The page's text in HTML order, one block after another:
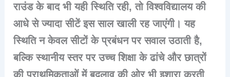
राउंड के बाद भी यही स्थिति रही, तो विश्वविद्यालय की
आधे से ज्यादा सीटें इस साल खाली रह जाएंगी। यह
स्थिति न केवल सीटों के प्रबंधन पर सवाल उठाती है,
बल्कि स्थानीय स्तर पर उच्च शिक्षा के ढांचे और छात्रों
की प्राथमिकताओं में बदलाव की ओर भी इशारा करती